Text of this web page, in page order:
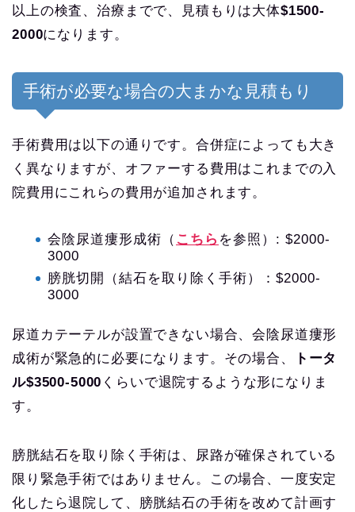
以上の検査、治療までで、見積もりは大体$1500-
2000になります。
手術が必要な場合の大まかな見積もり
手術費用は以下の通りです。合併症によっても大き
く異なりますが、オファーする費用はこれまでの入
院費用にこれらの費用が追加されます。
会陰尿道瘻形成術（ こちら を参照）: $2000-
3000
膀胱切開（結石を取り除く手術）：$2000-
3000
尿道カテーテルが設置できない場合、会陰尿道瘻形
成術が緊急的に必要になります。その場合、
トータ
ル$3500-5000 くらいで退院するような形になりま
す。
膀胱結石を取り除く手術は、尿路が確保されている
限り緊急手術ではありません。この場合、一度安定
化したら退院して、膀胱結石の手術を改めて計画す